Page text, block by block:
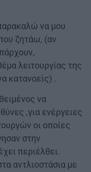
να μου
ζητάω, (αν
λειτουργίας της
κατανοείς) .
να
,για ενέργειες
οι οποίες
στην
περιέλθει.
αντλιοστάσια με